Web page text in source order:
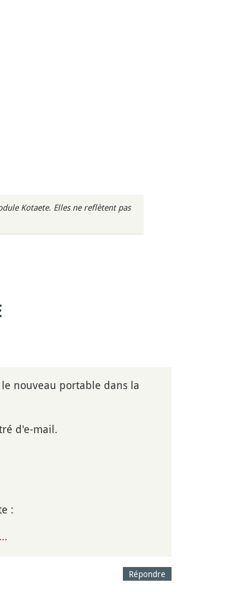
Kotaete. Elles ne reflètent pas
nouveau portable dans la
d'e-mail.
:
Répondre